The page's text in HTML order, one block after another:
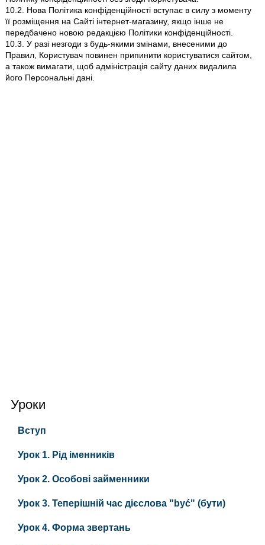
10.2. Нова Політика конфіденційності вступає в силу з моменту
її розміщення на Сайті інтернет-магазину, якщо інше не
передбачено новою редакцією Політики конфіденційності.
10.3. У разі незгоди з будь-якими змінами, внесеними до
Правил, Користувач повинен припинити користуватися сайтом,
а також вимагати, щоб адміністрація сайту даних видалила
його Персональні дані.
Уроки
Вступ
Урок 1. Рід іменників
Урок 2. Особові займенники
Урок 3. Теперішній час дієслова "być" (бути)
Урок 4. Форма звертань